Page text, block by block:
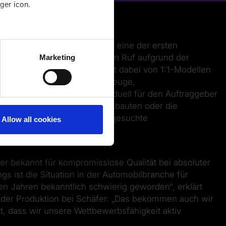
icon.
meters
Marketing
Allow all cookies
Schäfer in Osnabrück eine der ersten
Branche einen exzellenten Ruf aufgrund der
Das Spektrum reicht dabei von 1:1-Modellen
Erlebnisfahrzeuge,
(DKM) bis hin zum individuell für den Auftraggeber
hochwertige Oldtimerumbauten oder die
Fachleute branchenweit gesuchte
bekannt für kompromisslose Qualität bei absoluter
ist die Situation in der Automobilbranche für
Jahren bekanntlich schwierig geworden“, erklärt
Produktion bei Schäfer. „Das bekommen auch wir
dass wir unsere Wettbewerbsfähigkeit aktiv